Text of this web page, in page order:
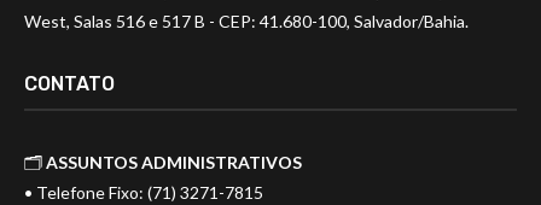
West, Salas 516 e 517 B - CEP: 41.680-100, Salvador/Bahia.
CONTATO
🗂️ASSUNTOS ADMINISTRATIVOS
• Telefone Fixo: (71) 3271-7815